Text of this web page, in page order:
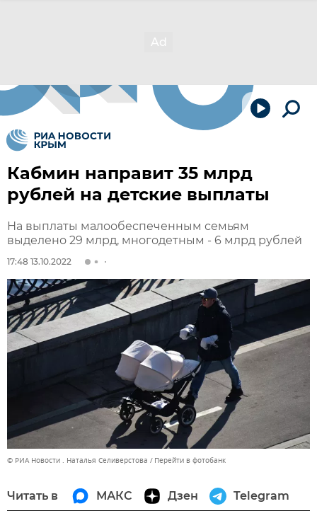
Кабмин направит 35 млрд
рублей на детские выплаты
На выплаты малообеспеченным семьям
выделено 29 млрд, многодетным - 6 млрд рублей
17:48 13.10.2022
© РИА Новости . Наталья Селиверстова Перейти в фотобанк
Читать в МАКС Дзен Telegram